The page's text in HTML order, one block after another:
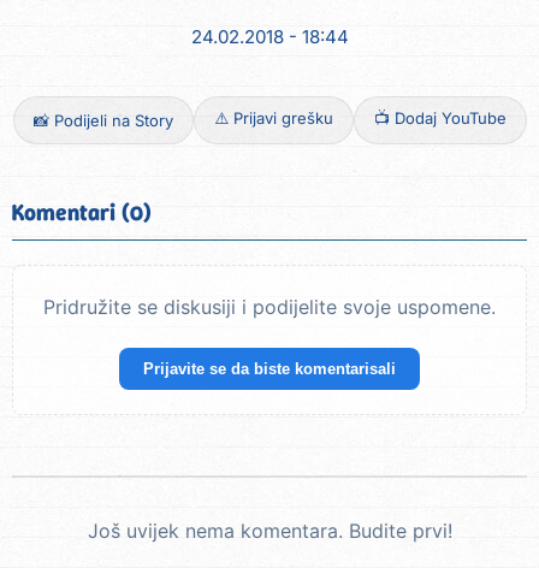
24.02.2018 - 18:44
📸 Podijeli na Story ⚠️ Prijavi grešku 📺 Dodaj YouTube
Komentari (0)
Pridružite se diskusiji i podijelite svoje uspomene.
Prijavite se da biste komentarisali
Još uvijek nema komentara. Budite prvi!